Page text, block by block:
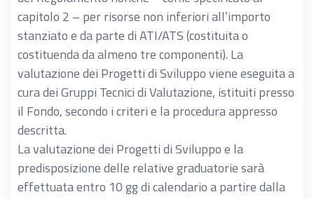
capitolo 2 – per risorse non inferiori all’importo
stanziato e da parte di ATI/ATS (costituita o
costituenda da almeno tre componenti). La
valutazione dei Progetti di Sviluppo viene eseguita a
cura dei Gruppi Tecnici di Valutazione, istituiti presso
il Fondo, secondo i criteri e la procedura appresso
descritta.
La valutazione dei Progetti di Sviluppo e la
predisposizione delle relative graduatorie sarà
effettuata entro 10 gg di calendario a partire dalla